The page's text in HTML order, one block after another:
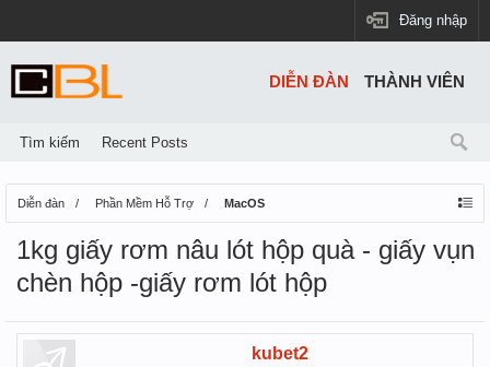
Đăng nhập
Diễn đàn Phần Mềm Hỗ Trợ MacOS
1kg giấy rơm nâu lót hộp quà - giấy vụn
chèn hộp -giấy rơm lót hộp
kubet2
DIỄN ĐÀN
Tìm kiếm Recent Posts
THÀNH VIÊN